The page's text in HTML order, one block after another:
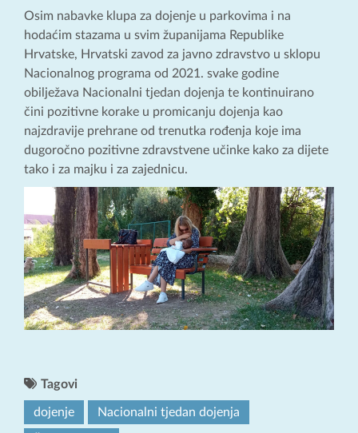
Osim nabavke klupa za dojenje u parkovima i na
hodaćim stazama u svim županijama Republike
Hrvatske, Hrvatski zavod za javno zdravstvo u sklopu
Nacionalnog programa od 2021. svake godine
obilježava Nacionalni tjedan dojenja te kontinuirano
čini pozitivne korake u promicanju dojenja kao
najzdravije prehrane od trenutka rođenja koje ima
dugoročno pozitivne zdravstvene učinke kako za dijete
tako i za majku i za zajednicu.
Tagovi
dojenje Nacionalni tjedan dojenja